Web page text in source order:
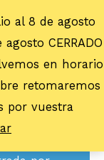
al 8 de agosto
CERRADO
en horario
retomaremos
por vuestra